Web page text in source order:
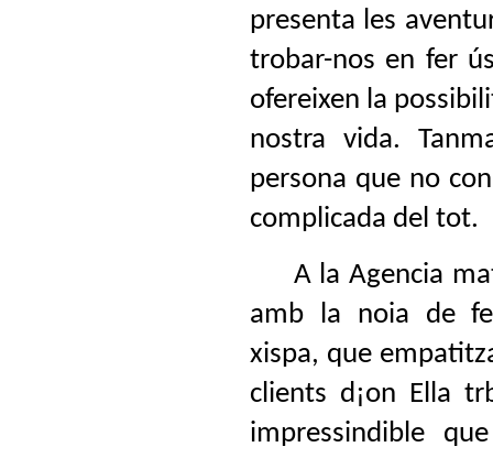
presenta les
trobar-nos en fer
ofereixen la
nostra vida.
persona que no
complicada del tot.
A la Agencia
amb la noia de
xispa, que
clients d¡on Ella
impressindible